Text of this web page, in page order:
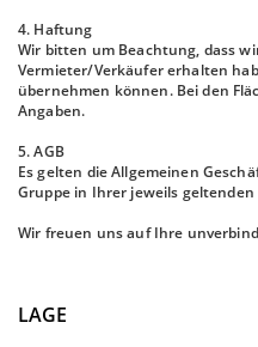
4. Haftung
Wir bitten um Beachtung, dass
Vermieter/Verkäufer erhalten
übernehmen können. Bei den
Angaben.
5. AGB
Es gelten die Allgemeinen
Gruppe in Ihrer jeweils geltenden
Wir freuen uns auf Ihre
LAGE